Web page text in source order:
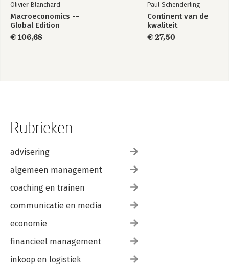
Olivier Blanchard
Macroeconomics --
Global Edition
€ 106,68
Paul Schenderling
Continent van de
kwaliteit
€ 27,50
Rubrieken
advisering
algemeen management
coaching en trainen
communicatie en media
economie
financieel management
inkoop en logistiek